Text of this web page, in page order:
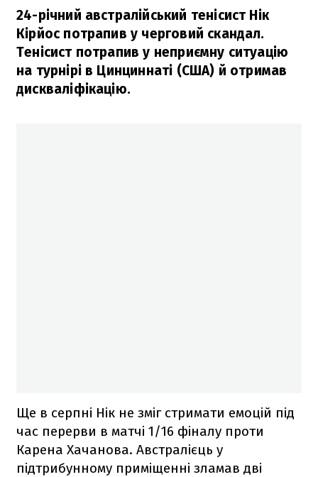
24-річний австралійський тенісист Нік
Кірйос потрапив у черговий скандал.
Тенісист потрапив у неприємну ситуацію
на турнірі в Цинциннаті (США) й отримав
дискваліфікацію.
Ще в серпні Нік не зміг стримати емоцій під
час перерви в матчі 1/16 фіналу проти
Карена Хачанова. Австралієць у
підтрибунному приміщенні зламав дві